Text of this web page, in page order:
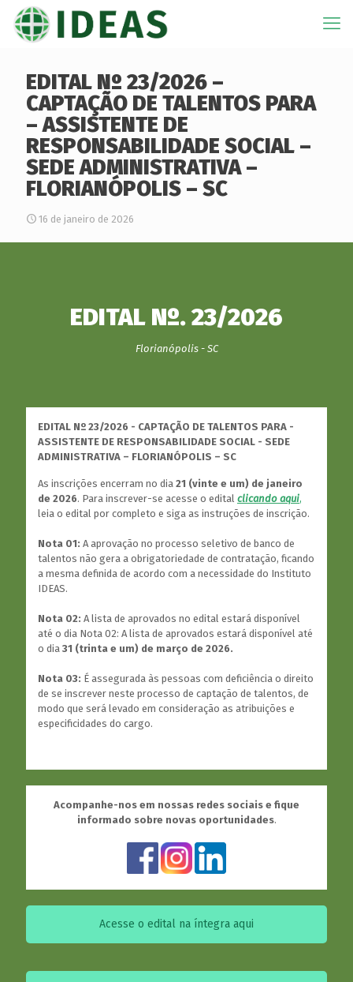
EDITAL Nº 23/2026 –
CAPTAÇÃO DE TALENTOS PARA
– ASSISTENTE DE
RESPONSABILIDADE SOCIAL –
SEDE ADMINISTRATIVA –
FLORIANÓPOLIS – SC
16 de janeiro de 2026
EDITAL Nº. 23/2026
Florianópolis - SC
EDITAL Nº 23/2026 - CAPTAÇÃO DE TALENTOS PARA -
ASSISTENTE DE RESPONSABILIDADE SOCIAL - SEDE
ADMINISTRATIVA – FLORIANÓPOLIS – SC
As inscrições encerram no dia 21 (vinte e um) de janeiro
de 2026. Para inscrever-se acesse o edital clicando aqui,
leia o edital por completo e siga as instruções de inscrição.
Nota 01: A aprovação no processo seletivo de banco de
talentos não gera a obrigatoriedade de contratação, ficando
a mesma definida de acordo com a necessidade do Instituto
IDEAS.
Nota 02: A lista de aprovados no edital estará disponível
até o dia Nota 02: A lista de aprovados estará disponível até
o dia 31 (trinta e um) de março de 2026.
Nota 03: É assegurada às pessoas com deficiência o direito
de se inscrever neste processo de captação de talentos, de
modo que será levado em consideração as atribuições e
especificidades do cargo.
Acompanhe-nos em nossas redes sociais e fique
informado sobre novas oportunidades.
Acesse o edital na íntegra aqui